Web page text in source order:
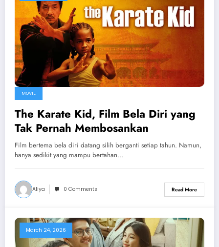
MOVIE
The Karate Kid, Film Bela Diri yang
Tak Pernah Membosankan
Film bertema bela diri datang silih berganti setiap tahun. Namun,
hanya sedikit yang mampu bertahan…
Aliya 0 Comments Read More
March 24, 2026